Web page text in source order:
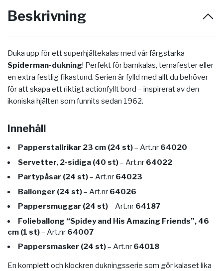
Beskrivning
Duka upp för ett superhjältekalas med vår färgstarka
Spiderman-dukning! Perfekt för barnkalas, temafester eller
en extra festlig fikastund. Serien är fylld med allt du behöver
för att skapa ett riktigt actionfyllt bord – inspirerat av den
ikoniska hjälten som funnits sedan 1962.
Innehåll
Papperstallrikar 23 cm (24 st)– Art.nr 64020
Servetter, 2-sidiga (40 st)– Art.nr 64022
Partypåsar (24 st)– Art.nr 64023
Ballonger (24 st)– Art.nr 64026
Pappersmuggar (24 st)– Art.nr 64187
Folieballong “Spidey and His Amazing Friends”, 46
cm (1 st)– Art.nr 64007
Pappersmasker (24 st)– Art.nr 64018
En komplett och klockren dukningsserie som gör kalaset lika